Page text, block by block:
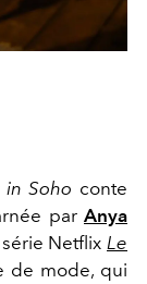
Soho conte
par Anya
Netflix Le
de mode, qui